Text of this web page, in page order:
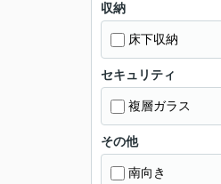
収納
床下収納
セキュリティ
複層ガラス
その他
南向き